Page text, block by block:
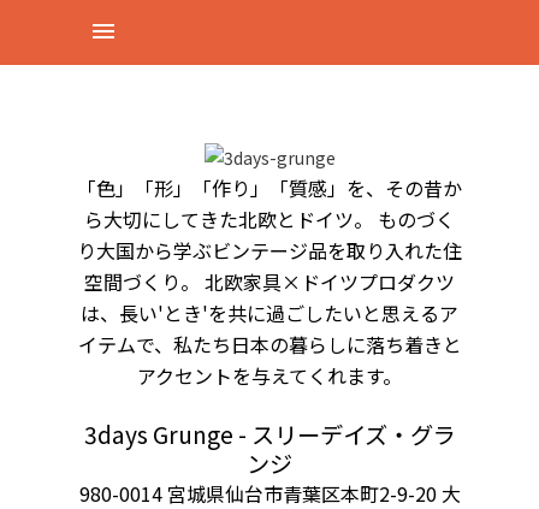
「色」「形」「作り」「質感」を、その昔か
ら大切にしてきた北欧とドイツ。 ものづく
り大国から学ぶビンテージ品を取り入れた住
空間づくり。 北欧家具×ドイツプロダクツ
は、長い'とき'を共に過ごしたいと思えるア
イテムで、私たち日本の暮らしに落ち着きと
アクセントを与えてくれます。
3days Grunge - スリーデイズ・グラ
ンジ
980-0014 宮城県仙台市青葉区本町2-9-20 大